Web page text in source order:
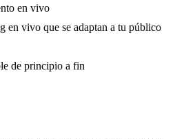
en vivo
en vivo que se adaptan a tu público
de principio a fin